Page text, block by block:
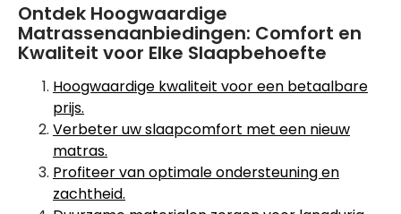
Ontdek Hoogwaardige
Matrassenaanbiedingen: Comfort en
Kwaliteit voor Elke Slaapbehoefte
Hoogwaardige kwaliteit voor een betaalbare
prijs.
Verbeter uw slaapcomfort met een nieuw
matras.
Profiteer van optimale ondersteuning en
zachtheid.